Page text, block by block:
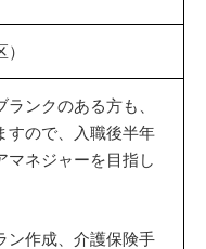
ンクのある方も、
すので、入職後半年
マネジャーを目指し
ン作成、介護保険手